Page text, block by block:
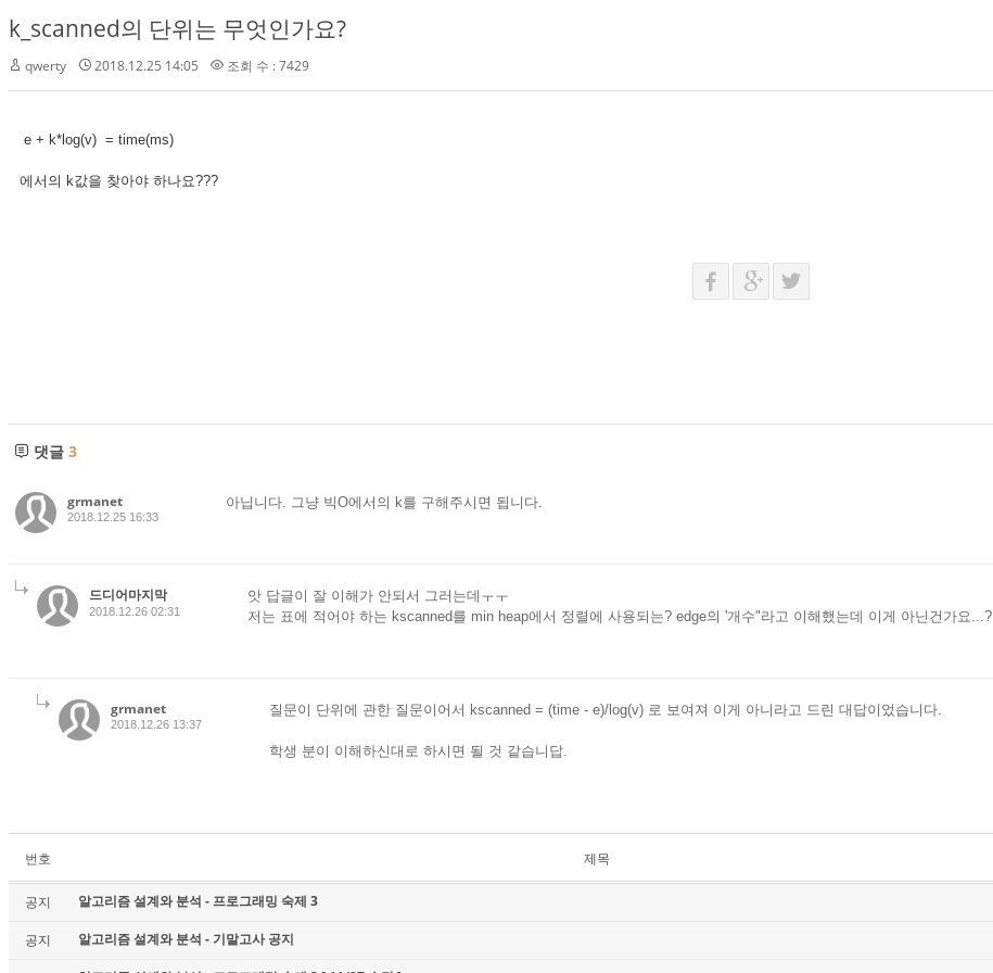
k_scanned의 단위는 무엇인가요?
qwerty 2018.12.25 14:05 조회 수 : 7429
e + k*log(v) = time(ms)
에서의 k값을 찾아야 하나요???
댓글 3
grmanet
2018.12.25 16:33
아닙니다. 그냥 빅O에서의 k를 구해주시면 됩니다.
드디어마지막
2018.12.26 02:31
앗 답글이 잘 이해가 안되서 그러는데ㅜㅜ
저는 표에 적어야 하는 kscanned를 min heap에서 정렬에 사용되는? edge의 '개수"라고 이해했는데 이게 아닌건가요...?
grmanet
2018.12.26 13:37
질문이 단위에 관한 질문이어서 kscanned = (time - e)/log(v) 로 보여져 이게 아니라고 드린 대답이었습니다.
학생 분이 이해하신대로 하시면 될 것 같습니답.
번호 제목
공지 알고리즘 설계와 분석 - 프로그래밍 숙제 3
공지 알고리즘 설계와 분석 - 기말고사 공지